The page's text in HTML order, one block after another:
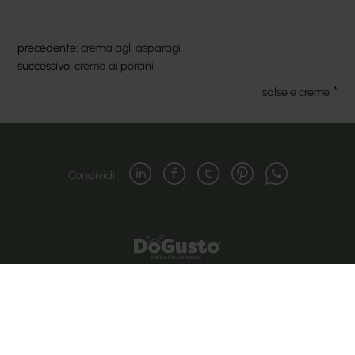
precedente:crema agli asparagi
successivo:crema ai porcini
salse e creme
Condividi